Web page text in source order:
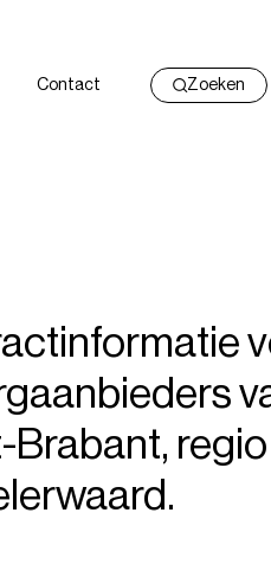
Contact Zoeken
regio